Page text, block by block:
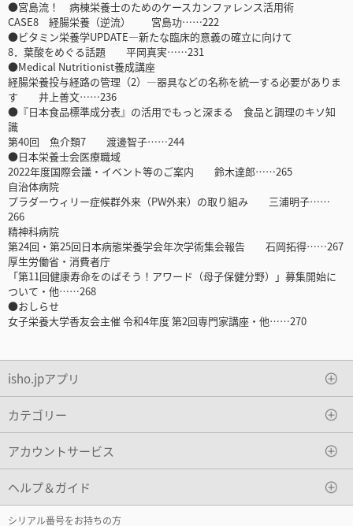
●宮島流！ 病棟栄養士のためのケースカンファレンス活用術
CASE8 経腸栄養（逆流） 宮島功……222
●ビタミン栄養学UPDATE―新たな臨床的意義の確立に向けて
8．葉酸をめぐる話題 平岡真実……231
●Medical Nutritionist養成講座
経腸栄養投与経路の管理（2）―器具などの名称を統一する必要がありま
す 井上善文……236
●『日本食品標準成分表』の活用でもっと深まる 食品と調理のキソ知
識
第40回 魚介類7 渡邊智子……244
●日本栄養士会医療職域
2022年度国際会議・イベント等のご案内 鈴木達郎……265
自治体病院
プラダーウィリー症候群外来（PW外来）の取り組み 三浦明子……
266
精神科病院
第24回・第25回日本病態栄養学会年次学術集会報告 石岡拓得……267
厚生労働省・消費者庁
「第11回健康寿命をのばそう！アワード（母子保健分野）」募集開始に
ついて・他……268
●おしらせ
女子栄養大学香友会主催 令和4年度 第2回専門家講座・他……270
isho.jpアプリ
カテゴリー
アカウントサービス
ヘルプ＆ガイド
シリアル番号をお持ちの方